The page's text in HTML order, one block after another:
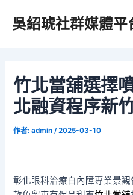
吳紹琥社群媒體平
竹北當舖選擇
北融資程序新
作者:admin /2025-03-10
彰化眼科治療白內障專業景觀